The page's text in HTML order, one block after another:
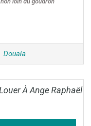
Douala
À Ange Raphaël